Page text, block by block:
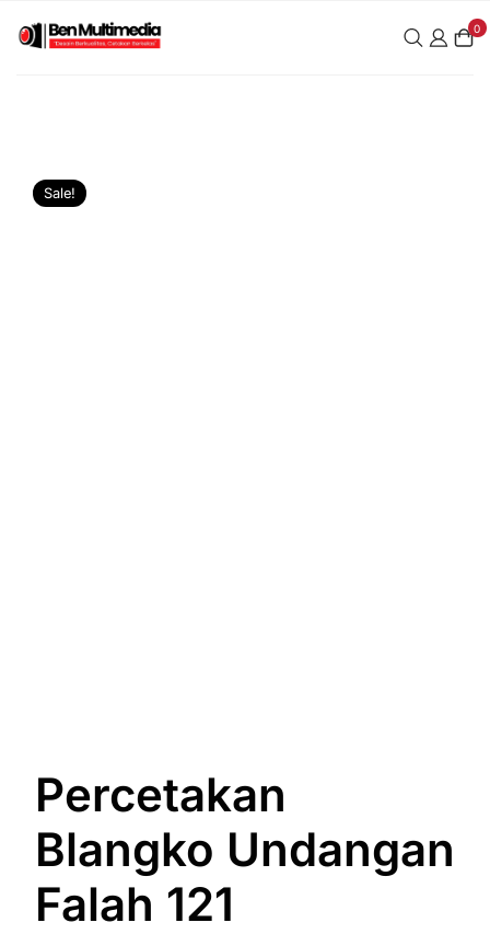
0
Sale!
Percetakan
Blangko Undangan
Falah 121